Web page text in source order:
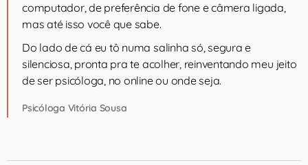
computador, de preferência de fone e câmera ligada,
mas até isso você que sabe.
Do lado de cá eu tô numa salinha só, segura e
silenciosa, pronta pra te acolher, reinventando meu jeito
de ser psicóloga, no online ou onde seja.
Psicóloga Vitória Sousa